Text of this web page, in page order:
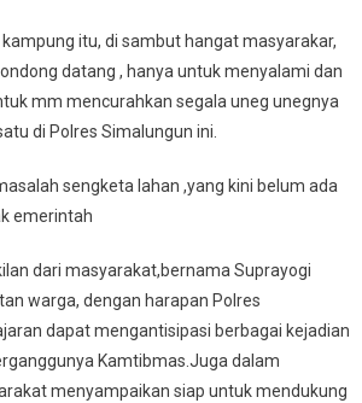
itu, di sambut hangat masyarakar,
datang , hanya untuk menyalami dan
mm mencurahkan segala uneg unegnya
di Polres Simalungun ini.
sengketa lahan ,yang kini belum ada
emerintah
dari masyarakat,bernama Suprayogi
warga, dengan harapan Polres
dapat mengantisipasi berbagai kejadian
Kamtibmas.Juga dalam
menyampaikan siap untuk mendukung